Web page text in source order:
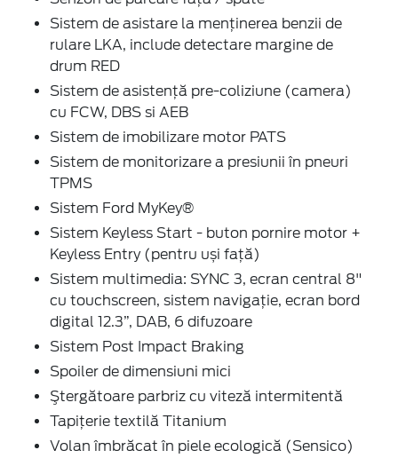
Sistem de asistare la menținerea benzii de
rulare LKA, include detectare margine de
drum RED
Sistem de asistenţă pre-coliziune (camera)
cu FCW, DBS si AEB
Sistem de imobilizare motor PATS
Sistem de monitorizare a presiunii în pneuri
TPMS
Sistem Ford MyKey®
Sistem Keyless Start - buton pornire motor +
Keyless Entry (pentru uși față)
Sistem multimedia: SYNC 3, ecran central 8"
cu touchscreen, sistem navigaţie, ecran bord
digital 12.3”, DAB, 6 difuzoare
Sistem Post Impact Braking
Spoiler de dimensiuni mici
Ştergătoare parbriz cu viteză intermitentă
Tapiţerie textilă Titanium
Volan îmbrăcat în piele ecologică (Sensico)